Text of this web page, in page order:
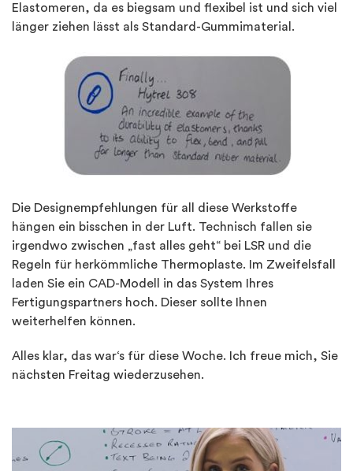
Elastomeren, da es biegsam und flexibel ist und sich viel
länger ziehen lässt als Standard-Gummimaterial.
Die Designempfehlungen für all diese Werkstoffe
hängen ein bisschen in der Luft. Technisch fallen sie
irgendwo zwischen „fast alles geht“ bei LSR und die
Regeln für herkömmliche Thermoplaste. Im Zweifelsfall
laden Sie ein CAD-Modell in das System Ihres
Fertigungspartners hoch. Dieser sollte Ihnen
weiterhelfen können.
Alles klar, das war‘s für diese Woche. Ich freue mich, Sie
nächsten Freitag wiederzusehen.